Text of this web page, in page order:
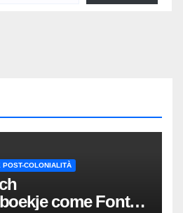
COLONIALITÀ
come Fonte